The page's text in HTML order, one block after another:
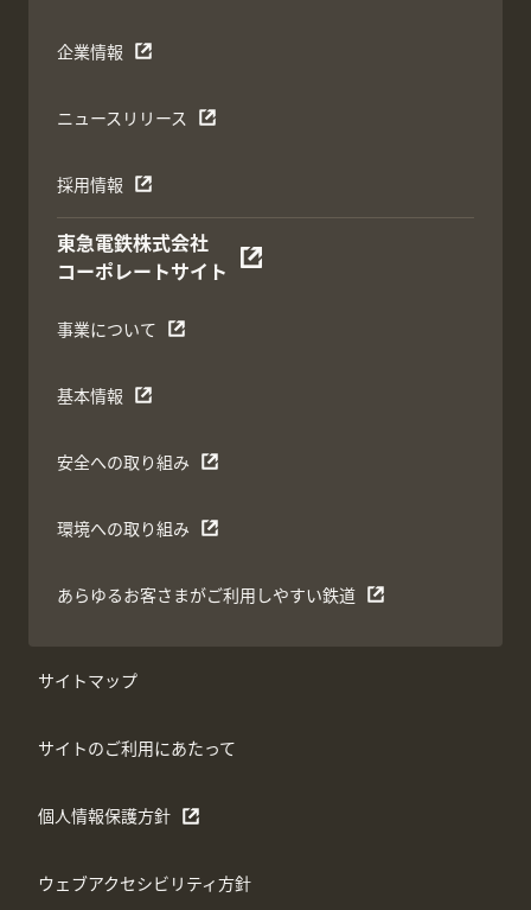
企業情報
ニュースリリース
採用情報
東急電鉄株式会社
コーポレートサイト
事業について
基本情報
安全への取り組み
環境への取り組み
あらゆるお客さまがご利用しやすい鉄道
サイトマップ
サイトのご利用にあたって
個人情報保護方針
ウェブアクセシビリティ方針